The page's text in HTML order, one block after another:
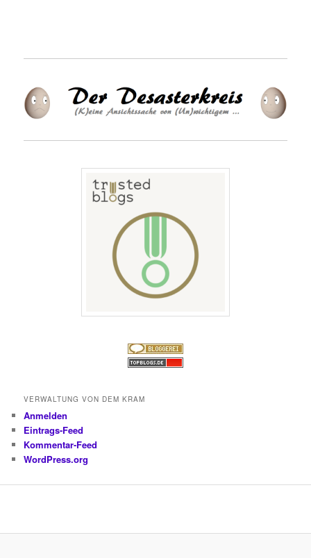
VERWALTUNG VON DEM KRAM
Anmelden
Eintrags-Feed
Kommentar-Feed
WordPress.org